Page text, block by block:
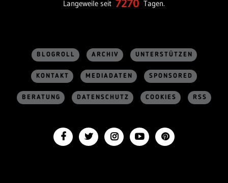
Langeweile seit 7270 Tagen.
BLOGROLL ARCHIV UNTERSTÜTZEN
KONTAKT MEDIADATEN SPONSORED
BERATUNG DATENSCHUTZ COOKIES RSS